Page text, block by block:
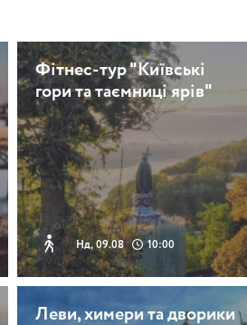
Фітнес-тур "Київські
гори та таємниці ярів"
Нд, 09.08 10:00
Леви, химери та дворики